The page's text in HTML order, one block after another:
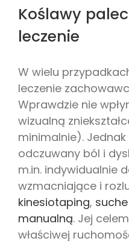
Koślawy
leczenie
W wielu
leczenie
Wprawdzie nie
wizualną
minimalnie).
odczuwany ból i
m.in. indywidualnie
wzmacniające i
kinesiotaping,
manualną. Jej
właściwej